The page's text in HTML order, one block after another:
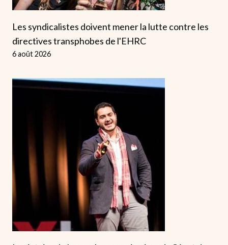
Les syndicalistes doivent mener la lutte contre les
directives transphobes de l'EHRC
6 août 2026